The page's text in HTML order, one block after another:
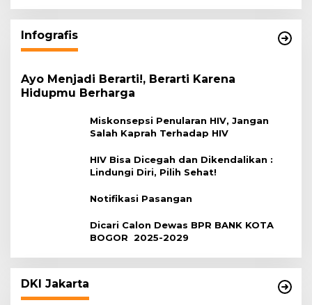
Infografis
Ayo Menjadi Berarti!, Berarti Karena
Hidupmu Berharga
Miskonsepsi Penularan HIV, Jangan
Salah Kaprah Terhadap HIV
HIV Bisa Dicegah dan Dikendalikan :
Lindungi Diri, Pilih Sehat!
Notifikasi Pasangan
Dicari Calon Dewas BPR BANK KOTA
BOGOR 2025-2029
DKI Jakarta